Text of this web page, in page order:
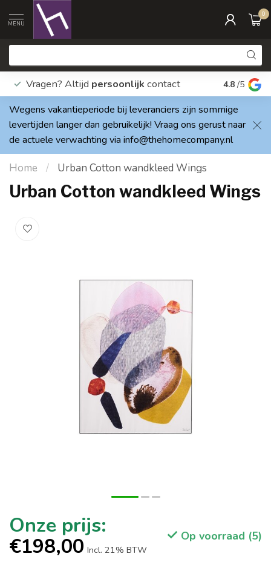
MENU
0
Vragen? Altijd persoonlijk contact Elke dag
4.8 /5
Wegens vakantieperiode bij leveranciers zijn sommige
levertijden langer dan gebruikelijk! Vraag ons gerust naar
de actuele verwachting via info@thehomecompany.nl
Home / Urban Cotton wandkleed Wings
Urban Cotton wandkleed Wings
€198,00 Incl. 21% BTW
Op voorraad (5)